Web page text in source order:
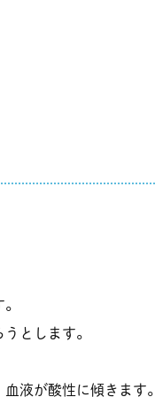
とします。
液が酸性に傾きます。